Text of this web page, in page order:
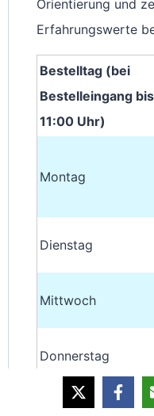
Orientierung und
Erfahrungswerte
Bestelltag (bei
Bestelleingang bis
11:00 Uhr)
Montag
Dienstag
Mittwoch
Donnerstag
Freitag